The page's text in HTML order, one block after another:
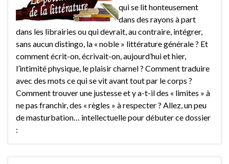
qui se lit honteusement
dans des rayons à part
dans les librairies ou qui devrait, au contraire, intégrer,
sans aucun distingo, la « noble » littérature générale ? Et
comment écrit-on, écrivait-on, aujourd’hui et hier,
l’intimité physique, le plaisir charnel ? Comment traduire
avec des mots ce qui se vit avant tout par le corps ?
Comment trouver une justesse et y a-t-il des « limites » à
ne pas franchir, des « règles » à respecter ? Allez, un peu
de masturbation… intellectuelle pour débuter ce dossier
: